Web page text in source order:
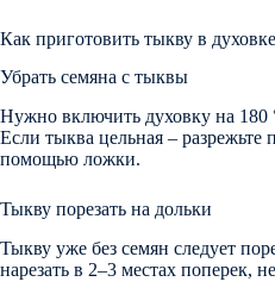
Как приготовить тыкву в
Убрать семяна с тыквы
Нужно включить духовку на
Если тыква цельная –
помощью ложки.
Тыкву порезать на дольки
Тыкву уже без семян следует
нарезать в 2–3 местах поперек,